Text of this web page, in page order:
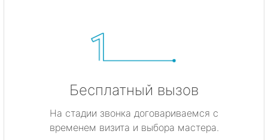
Бесплатный вызов
На стадии звонка договариваемся с
временем визита и выбора мастера.